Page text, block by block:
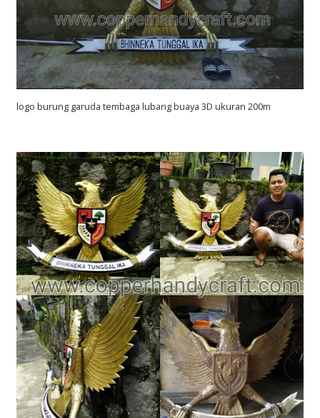
logo burung garuda tembaga lubang buaya 3D ukuran 200m